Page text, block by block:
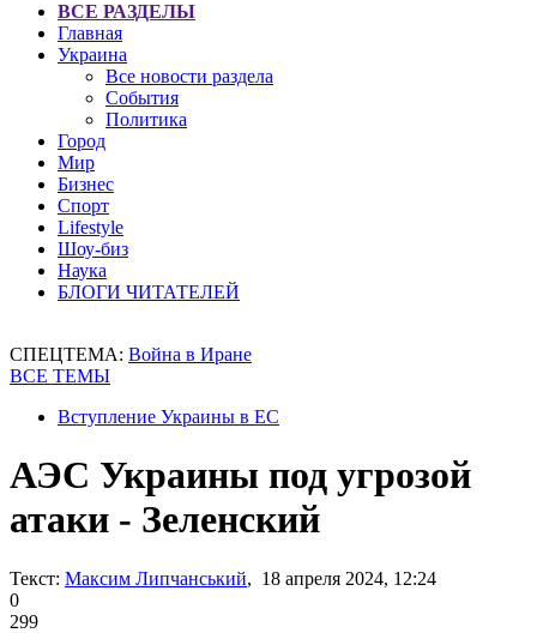
ВСЕ РАЗДЕЛЫ
Главная
Украина
Все новости раздела
События
Политика
Город
Мир
Бизнес
Спорт
Lifestyle
Шоу-биз
Наука
БЛОГИ ЧИТАТЕЛЕЙ
СПЕЦТЕМА: Война в Иране
ВСЕ ТЕМЫ
Вступление Украины в ЕС
АЭС Украины под угрозой
атаки - Зеленский
Текст: Максим Липчанський, 18 апреля 2024, 12:24
0
299